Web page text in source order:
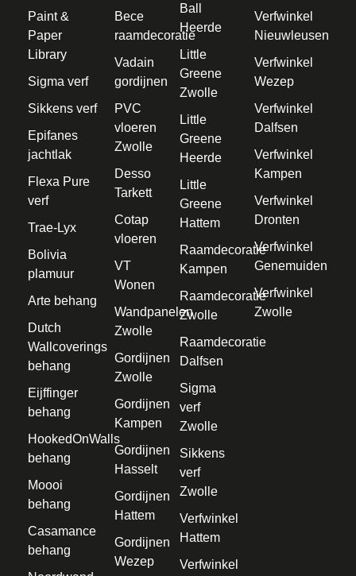
Paint &
Paper
Library
Sigma verf
Sikkens verf
Epifanes
jachtlak
Flexa Pure
verf
Trae-Lyx
Bolivia
plamuur
Arte behang
Dutch
Wallcoverings
behang
Eijffinger
behang
HookedOnWalls
behang
Moooi
behang
Casamance
behang
Bece
raamdecoratie
Vadain
gordijnen
PVC
vloeren
Zwolle
Desso
Tarkett
Cotap
vloeren
VT
Wonen
Wandpanelen
Zwolle
Gordijnen
Zwolle
Gordijnen
Kampen
Gordijnen
Hasselt
Gordijnen
Hattem
Gordijnen
Wezep
Ball
Heerde
Little
Greene
Zwolle
Little
Greene
Heerde
Little
Greene
Hattem
Raamdecoratie
Kampen
Raamdecoratie
Zwolle
Raamdecoratie
Dalfsen
Sigma
verf
Zwolle
Sikkens
verf
Zwolle
Verfwinkel
Hattem
Verfwinkel
Verfwinkel
Nieuwleusen
Verfwinkel
Wezep
Verfwinkel
Dalfsen
Verfwinkel
Kampen
Verfwinkel
Dronten
Verfwinkel
Genemuiden
Verfwinkel
Zwolle